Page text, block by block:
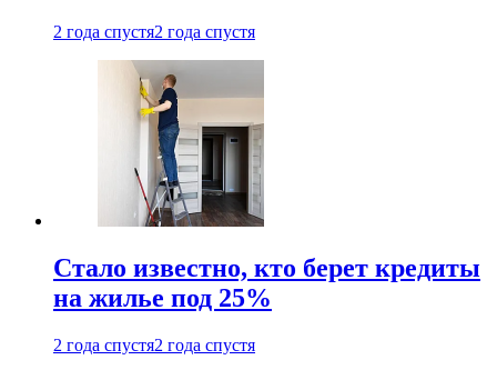
2 года спустя2 года спустя
Стало известно, кто берет кредиты
на жилье под 25%
2 года спустя2 года спустя